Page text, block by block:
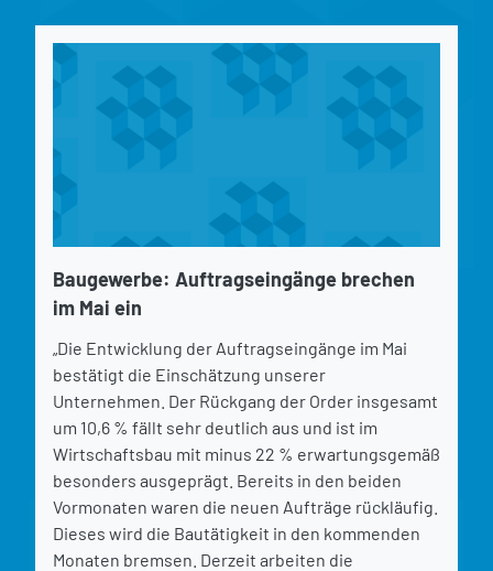
Baugewerbe: Auftragseingänge brechen
im Mai ein
„Die Entwicklung der Auftragseingänge im Mai
bestätigt die Einschätzung unserer
Unternehmen. Der Rückgang der Order insgesamt
um 10,6 % fällt sehr deutlich aus und ist im
Wirtschaftsbau mit minus 22 % erwartungsgemäß
besonders ausgeprägt. Bereits in den beiden
Vormonaten waren die neuen Aufträge rückläufig.
Dieses wird die Bautätigkeit in den kommenden
Monaten bremsen. Derzeit arbeiten die